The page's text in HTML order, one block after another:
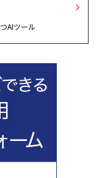
AIツール